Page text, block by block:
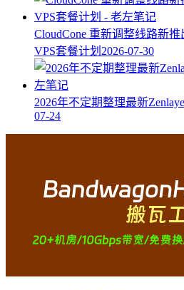
CloudCone 重新调整线路新
VPS套餐计划 2026-07-30
2026年不定期整理最新
07-24